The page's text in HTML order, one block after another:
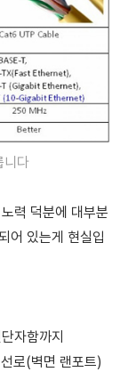
니다
력 덕분에 대부분
어 있는게 현실입
자함까지
로(벽면 랜포트)